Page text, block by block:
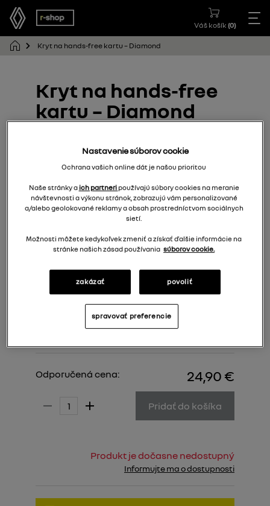
Váš košík (0)
Kryt na hands-free kartu – Diamond
Kryt na hands-free
kartu – Diamond
Odporučená cena: 24,90 €
Pridať do košíka
Produkt je dočasne nedostupný
Informujte ma o dostupnosti
Nastavenie súborov cookie
Ochrana vašich online dát je našou prioritou
Naše stránky a ich partneri používajú súbory cookies na meranie
návštevnosti a výkonu stránok, zobrazujú vám personalizované
a/alebo geolokované reklamy a obsah prostredníctvom sociálnych
sietí.
Možnosti môžete kedykoľvek zmeniť a získať ďalšie informácie na
stránke našich zásad používania súborov cookie.
zakázať povoliť
spravovať preferencie